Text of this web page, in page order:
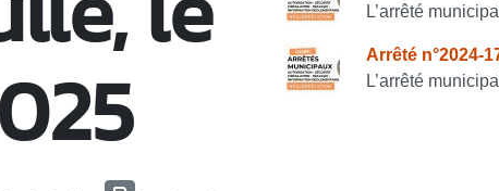
L’arrêté
Arrêté n°2024-
L’arrêté